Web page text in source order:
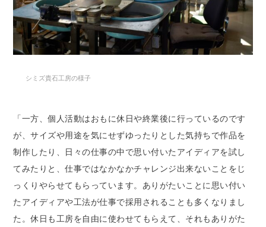
シミズ貴石工房の様子
「一方、個人活動はおもに休日や終業後に行っているのです
が、サイズや用途を気にせずゆったりとした気持ちで作品を
制作したり、日々の仕事の中で思い付いたアイディアを試し
てみたりと、仕事ではなかなかチャレンジ出来ないことをじ
っくりやらせてもらっています。ありがたいことに思い付い
たアイディアや工法が仕事で採用されることも多くなりまし
た。休日も工房を自由に使わせてもらえて、それもありがた